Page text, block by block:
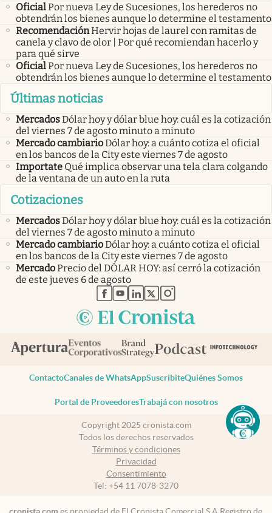
OficialPor nueva Ley de Sucesiones, los herederos no
obtendrán los bienes aunque lo determine el testamento
RecomendaciónHervir hojas de laurel con ramitas de
canela y clavo de olor | Por qué recomiendan hacerlo y
para qué sirve
OficialPor nueva Ley de Sucesiones, los herederos no
obtendrán los bienes aunque lo determine el testamento
Últimas noticias
MercadosDólar hoy y dólar blue hoy: cuál es la cotización
del viernes 7 de agosto minuto a minuto
Mercado cambiarioDólar hoy: a cuánto cotiza el oficial
en los bancos de la City este viernes 7 de agosto
Importate Qué implica observar una tela clara colgando
de la ventana de un auto en la ruta
Cotizaciones
MercadosDólar hoy y dólar blue hoy: cuál es la cotización
del viernes 7 de agosto minuto a minuto
Mercado cambiarioDólar hoy: a cuánto cotiza el oficial
en los bancos de la City este viernes 7 de agosto
MercadoPrecio del DÓLAR HOY: así cerró la cotización
de este jueves 6 de agosto
abre en nueva pestaña
abre en nueva pestaña
abre en nueva pestaña
abre en nueva pestaña
abre en nueva pestaña
ContactoCanales de WhatsAppSuscribiteQuiénes Somos
Portal de ProveedoresTrabajá con nosotros
Copyright 2025 cronista.com
Todos los derechos reservados
Términos y condiciones
Privacidad
Consentimiento
Tel: +54 11 7078-3270